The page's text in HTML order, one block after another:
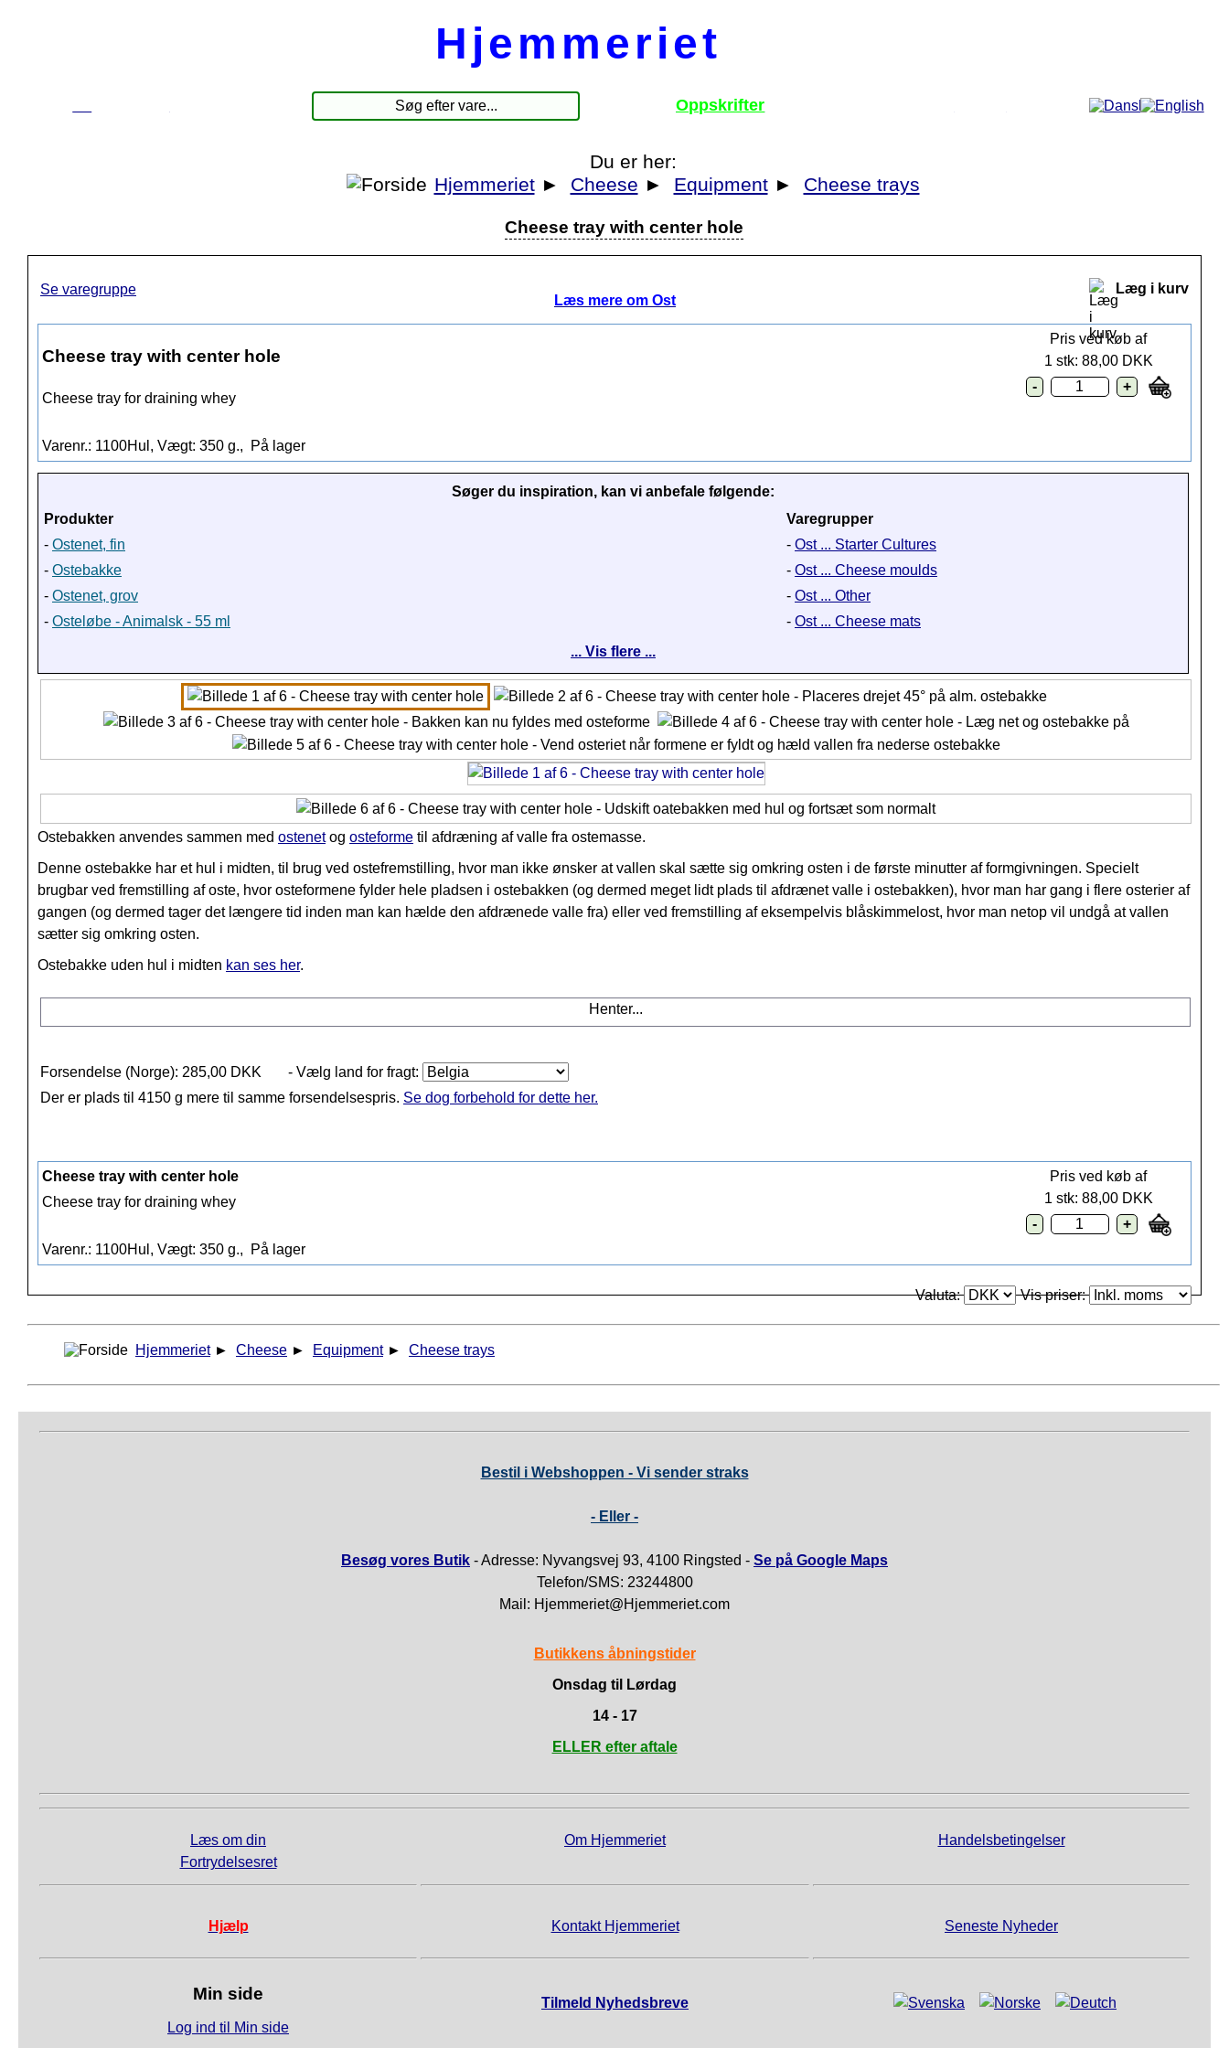
Hjemmeriet
Oppskrifter
Du er her:
Hjemmeriet ► Cheese ► Equipment ► Cheese trays
Cheese tray with center hole
Se varegruppe
Læs mere om Ost
Læg i kurv
Cheese tray with center hole
Cheese tray for draining whey
Varenr.: 1100Hul, Vægt: 350 g., På lager
Pris ved køb af
1 stk: 88,00 DKK
Søger du inspiration, kan vi anbefale følgende:
Produkter
Varegrupper
- Ostenet, fin - Ost ... Starter Cultures
- Ostebakke - Ost ... Cheese moulds
- Ostenet, grov - Ost ... Other
- Osteløbe - Animalsk - 55 ml - Ost ... Cheese mats
... Vis flere ...
Ostebakken anvendes sammen med ostenetog osteforme til afdræning af valle fra ostemasse.
Denne ostebakke har et hul i midten, til brug ved ostefremstilling, hvor man ikke ønsker at vallen skal sætte sig omkring osten i de første minutter af formgivningen. Specielt
brugbar ved fremstilling af oste, hvor osteformene fylder hele pladsen i ostebakken (og dermed meget lidt plads til afdrænet valle i ostebakken), hvor man har gang i flere osterier af
gangen (og dermed tager det længere tid inden man kan hælde den afdrænede valle fra) eller ved fremstilling af eksempelvis blåskimmelost, hvor man netop vil undgå at vallen
sætter sig omkring osten.
Ostebakke uden hul i midten kan ses her.
Henter...
Forsendelse (Norge): 285,00 DKK
- Vælg land for fragt:
Der er plads til 4150 g mere til samme forsendelsespris. Se dog forbehold for dette her.
Cheese tray with center hole
Cheese tray for draining whey
Varenr.: 1100Hul, Vægt: 350 g., På lager
Pris ved køb af
1 stk: 88,00 DKK
Valuta: Vis priser:
Hjemmeriet ► Cheese ► Equipment ► Cheese trays
Bestil i Webshoppen - Vi sender straks
- Eller -
Besøg vores Butik - Adresse: Nyvangsvej 93, 4100 Ringsted - Se på Google Maps
Telefon/SMS: 23244800
Mail: Hjemmeriet@Hjemmeriet.com
Butikkens åbningstider
Onsdag til Lørdag
14 - 17
ELLER efter aftale
Læs om din
Fortrydelsesret
Om Hjemmeriet Handelsbetingelser
Hjælp Kontakt Hjemmeriet Seneste Nyheder
Min side
Log ind til Min side
Tilmeld Nyhedsbreve